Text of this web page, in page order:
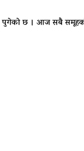
पुगेको छ । आज सबै